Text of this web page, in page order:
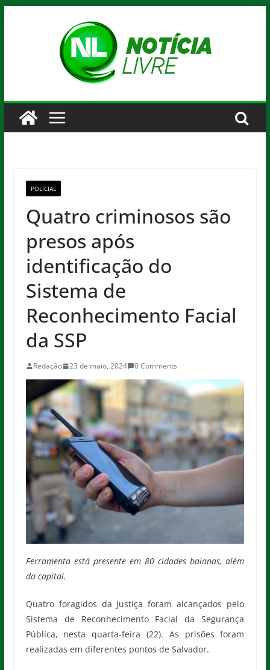
POLICIAL
Quatro criminosos são
presos após
identificação do
Sistema de
Reconhecimento Facial
da SSP
Redação 23 de maio, 2024 0 Comments
Ferramenta está presente em 80 cidades baianas, além
da capital.
Quatro foragidos da Justiça foram alcançados pelo
Sistema de Reconhecimento Facial da Segurança
Pública, nesta quarta-feira (22). As prisões foram
realizadas em diferentes pontos de Salvador.